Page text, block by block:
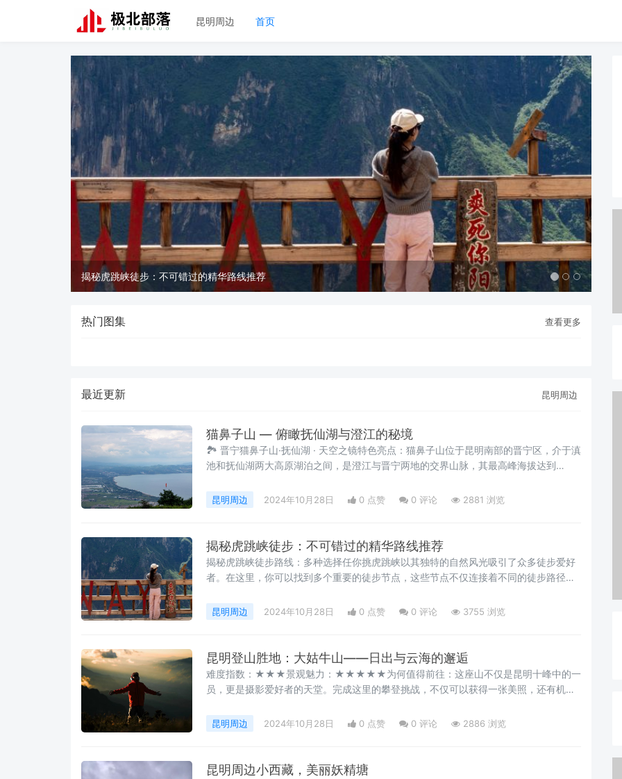
昆明周边 首页
揭秘虎跳峡徒步：不可错过的精华路线推荐
热门图集 查看更多
最近更新 昆明周边
猫鼻子山 — 俯瞰抚仙湖与澄江的秘境
🏞 晋宁猫鼻子山·抚仙湖 · 天空之镜特色亮点：猫鼻子山位于昆明南部的晋宁区，介于滇
池和抚仙湖两大高原湖泊之间，是澄江与晋宁两地的交界山脉，其最高峰海拔达到
山顶还能远眺滇池，是欣赏两湖美景的最佳位置之一。山上的植被以灌木和杂草为主，
夏季时，森林中遍布各式各样的蘑菇，偶尔还能发现如三七这样的药用植物。在这里徒
昆明周边 2024年10月28日 0 点赞 0 评论 2881 浏览
揭秘虎跳峡徒步：不可错过的精华路线推荐
揭秘虎跳峡徒步路线：多种选择任你挑虎跳峡以其独特的自然风光吸引了众多徒步爱好
者。在这里，你可以找到多个重要的徒步节点，这些节点不仅连接着不同的徒步路径，
点。🔴 茶马客栈：同样适合作为徒步的起始点。🔴 Halfway：这里也是一个常用的起点
位置。🔴 张老师客栈：作为连接虎跳峡高路徒步的中转站，同时也可用作徒步的终点。
昆明周边 2024年10月28日 0 点赞 0 评论 3755 浏览
昆明登山胜地：大姑牛山——日出与云海的邂逅
难度指数：★★★景观魅力：★★★★★为何值得前往：这座山不仅是昆明十峰中的一
员，更是摄影爱好者的天堂。完成这里的攀登挑战，不仅可以获得一张美照，还有机会
观，让你尽览无边风景。攀登本身并不算艰难，适合大部分户外活动爱好者尝试。出行
提示：何时启程选择出行日期时，最好查看当地的天气情况。避开多云或多雨的日子，
昆明周边 2024年10月28日 0 点赞 0 评论 2886 浏览
昆明周边小西藏，美丽妖精塘